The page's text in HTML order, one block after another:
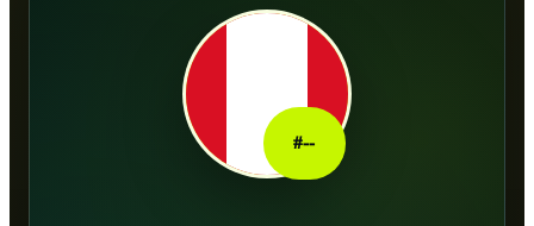
#--